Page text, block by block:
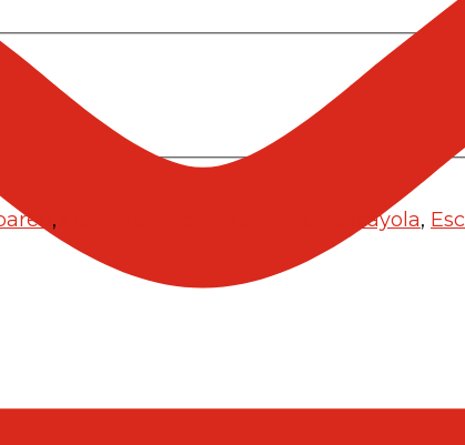
, Decoración para techos de escayola,